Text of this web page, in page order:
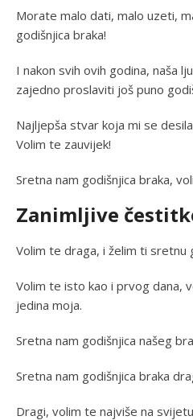
Morate malo dati, malo uzeti,
godišnjica braka!
I nakon svih ovih godina, naša
zajedno proslaviti još puno
Najljepša stvar koja mi se
Volim te zauvijek!
Sretna nam godišnjica braka,
Zanimljive
Volim te draga, i želim ti sretnu
Volim te isto kao i prvog dana,
jedina moja.
Sretna nam godišnjica našeg
Sretna nam godišnjica braka
Dragi, volim te najviše na